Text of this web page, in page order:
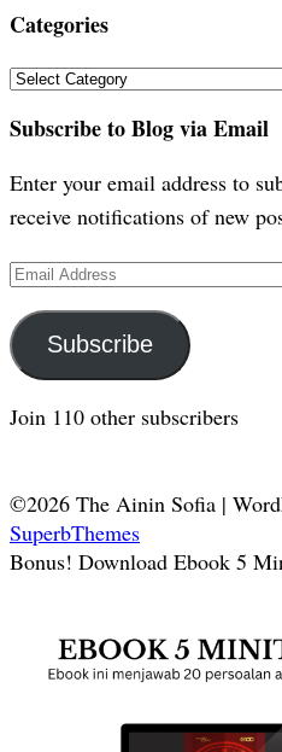
Categories
Categories
Subscribe to Blog via Email
Enter your email address to
receive notifications of new
Email
Address
Subscribe
Join 110 other subscribers
©2026 The Ainin Sofia |
SuperbThemes
Bonus! Download Ebook 5